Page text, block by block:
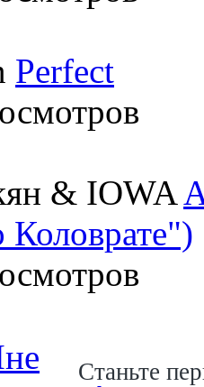
Perfect
& IOWA
Коловрате")
Станьте